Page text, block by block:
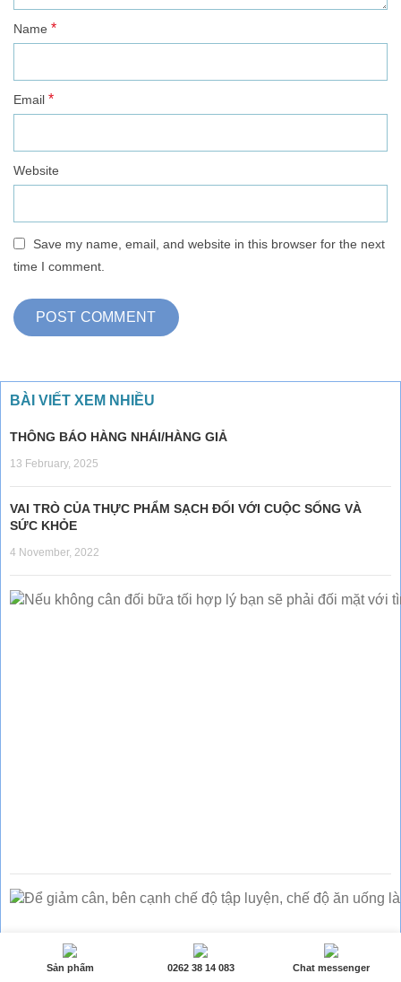
Name *
Email *
Website
Save my name, email, and website in this browser for the next
time I comment.
BÀI VIẾT XEM NHIỀU
THÔNG BÁO HÀNG NHÁI/HÀNG GIẢ
13 February, 2025
VAI TRÒ CỦA THỰC PHẨM SẠCH ĐỐI VỚI CUỘC SỐNG VÀ
SỨC KHỎE
4 November, 2022
Sản phẩm 0262 38 14 083 Chat messenger